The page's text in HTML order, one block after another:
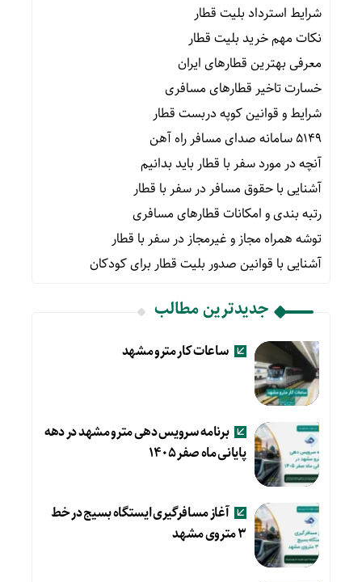
شرایط استرداد بلیت قطار
نکات مهم خرید بلیت قطار
معرفی بهترین قطارهای ایران
خسارت تاخیر قطارهای مسافری
شرایط و قوانین کوپه دربست قطار
۵۱۴۹ سامانه صدای مسافر راه آهن
آنچه در مورد سفر با قطار باید بدانیم
آشنایی با حقوق مسافر در سفر با قطار
رتبه بندی و امکانات قطارهای مسافری
توشه همراه مجاز و غیرمجاز در سفر با قطار
آشنایی با قوانین صدور بلیت قطار برای کودکان
جدیدترین مطالب
ساعات کار مترو مشهد
برنامه سرویس دهی مترو مشهد در دهه
پایانی ماه صفر ۱۴۰۵
آغاز مسافرگیری ایستگاه بسیج در خط
۳ متروی مشهد